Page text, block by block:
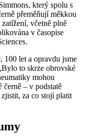
který spolu s
přeměňují měkkou
včetně plně
v časopise
100 let a opravdu jsme
to skrze obrovské
mohou
– v podstatě
za co stojí platit